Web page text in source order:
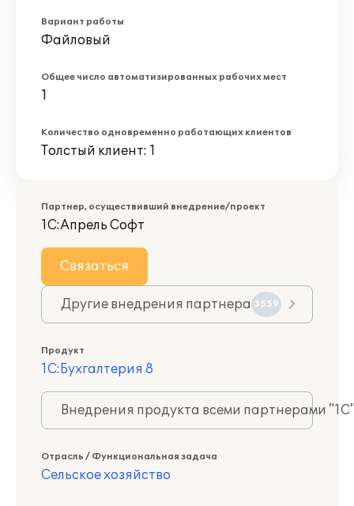
Вариант работы
Файловый
Общее число автоматизированных рабочих мест
1
Количество одновременно работающих клиентов
Толстый клиент: 1
Партнер, осуществивший внедрение/проект
1С:Апрель Софт
Связаться
Другие внедрения партнера 3559
Продукт
1С:Бухгалтерия 8
Внедрения продукта всеми партнерами
Отрасль / Функциональная задача
Сельское хозяйство